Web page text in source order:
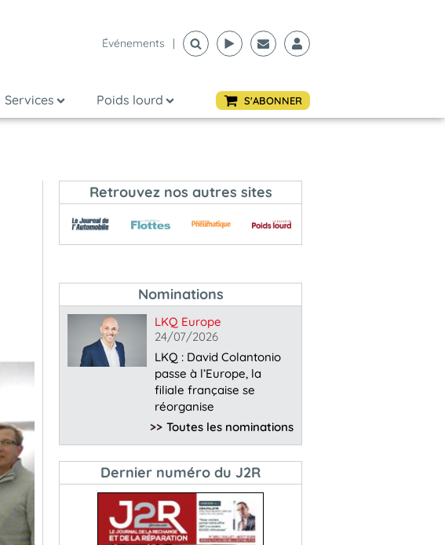
Événements |
Services Poids lourd S'ABONNER
Retrouvez nos autres sites
Nominations
LKQ Europe
24/07/2026
LKQ : David Colantonio
passe à l’Europe, la
filiale française se
réorganise
>> Toutes les nominations
Dernier numéro du J2R